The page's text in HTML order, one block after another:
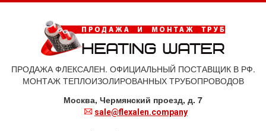
ПРОДАЖА ФЛЕКСАЛЕН. ОФИЦИАЛЬНЫЙ ПОСТАВЩИК В РФ.
МОНТАЖ ТЕПЛОИЗОЛИРОВАННЫХ ТРУБОПРОВОДОВ
Москва, Чермянский проезд, д. 7
sale@flexalen.company